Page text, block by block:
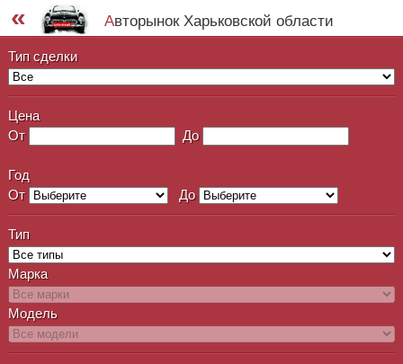
« Авторынок Харьковской области
Тип сделки
Цена
От
До
Год
От
До
Тип
Марка
Модель